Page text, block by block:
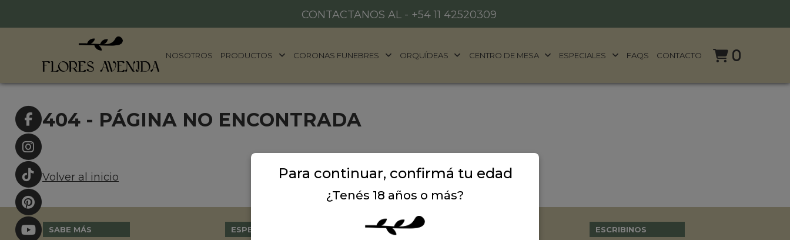
CONTACTANOS AL - +54 11 42520309
NOSOTROS PRODUCTOS CORONAS FUNEBRES ORQUÍDEAS CENTRO DE MESA ESPECIALES FAQS CONTACTO 0
404 - PÁGINA NO ENCONTRADA
Volver al inicio
SABE MÁS ESPECIALES DONDE ESTAMOS ESCRIBINOS
Para continuar, confirmá tu edad
¿Tenés 18 años o más?